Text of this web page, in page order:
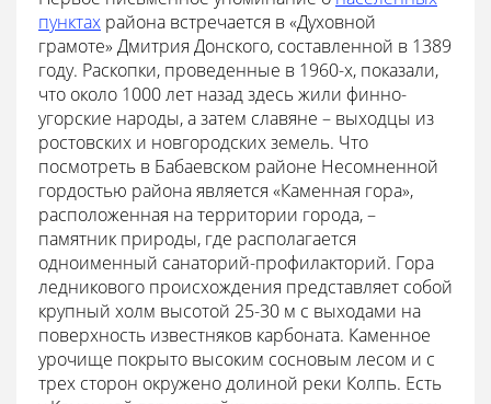
пунктах района встречается в «Духовной
грамоте» Дмитрия Донского, составленной в 1389
году. Раскопки, проведенные в 1960-х, показали,
что около 1000 лет назад здесь жили финно-
угорские народы, а затем славяне – выходцы из
ростовских и новгородских земель. Что
посмотреть в Бабаевском районе Несомненной
гордостью района является «Каменная гора»,
расположенная на территории города, –
памятник природы, где располагается
одноименный санаторий-профилакторий. Гора
ледникового происхождения представляет собой
крупный холм высотой 25-30 м с выходами на
поверхность известняков карбоната. Каменное
урочище покрыто высоким сосновым лесом и с
трех сторон окружено долиной реки Колпь. Есть